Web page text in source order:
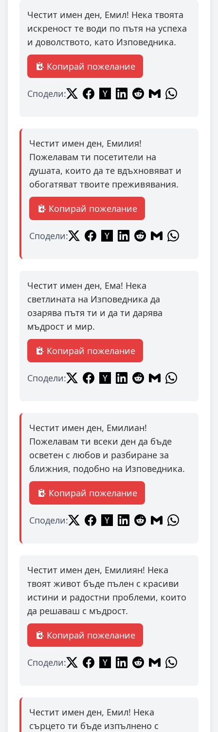
Честит имен ден, Емил! Нека твоята
искреност те води по пътя на успеха
и доволството, като Изповедника.
Копирай пожелание
Сподели:
Честит имен ден, Емилия!
Пожелавам ти посетители на
душата, които да те вдъхновяват и
обогатяват твоите преживявания.
Копирай пожелание
Сподели:
Честит имен ден, Ема! Нека
светлината на Изповедника да
озарява пътя ти и да ти дарява
мъдрост и мир.
Копирай пожелание
Сподели:
Честит имен ден, Емилиан!
Пожелавам ти всеки ден да бъде
осветен с любов и разбиране за
ближния, подобно на Изповедника.
Копирай пожелание
Сподели:
Честит имен ден, Емилиян! Нека
твоят живот бъде пълен с красиви
истини и радостни проблеми, които
да решаваш с мъдрост.
Копирай пожелание
Сподели:
Честит имен ден, Емил! Нека
сърцето ти бъде изпълнено с